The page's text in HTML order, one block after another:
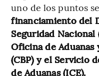
uno de los puntos
financiamiento del
Seguridad Nacional
Oficina de
(CBP) y el Servicio
de Aduanas (ICE).